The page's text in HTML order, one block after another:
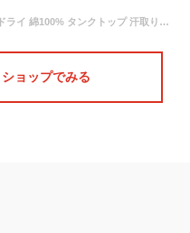
[白鷺ニット] 素肌ドライ 綿100% タンクトップ 汗取りインナー レディース 肌着 汗取りパット付き M9481P-E L ブラック
ショップでみる